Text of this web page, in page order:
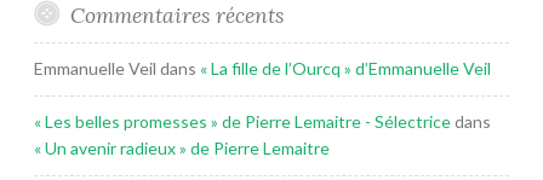
Commentaires récents
Emmanuelle Veil dans « La fille de l’Ourcq » d’Emmanuelle Veil
« Les belles promesses » de Pierre Lemaitre - Sélectricedans
« Un avenir radieux » de Pierre Lemaitre